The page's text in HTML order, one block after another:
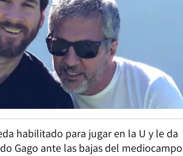
habilitado para jugar en la U y le da
Gago ante las bajas del mediocampo